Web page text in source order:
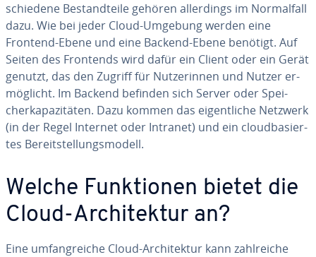
schie­de­ne Be­stand­tei­le gehören al­ler­dings im Nor­mal­fall
dazu. Wie bei jeder Cloud-Umgebung werden eine
Frontend-Ebene und eine Backend-Ebene benötigt. Auf
Seiten des Frontends wird dafür ein Client oder ein Gerät
genutzt, das den Zugriff für Nut­ze­rin­nen und Nutzer er­
mög­licht. Im Backend befinden sich Server oder Spei­
cher­ka­pa­zi­tä­ten. Dazu kommen das ei­gent­li­che Netzwerk
(in der Regel Internet oder Intranet) und ein cloud­ba­sier­
tes Be­reit­stel­lungs­mo­dell.
Welche Funk­tio­nen bietet die
Cloud-Ar­chi­tek­tur an?
Eine um­fang­rei­che Cloud-Ar­chi­tek­tur kann zahl­rei­che